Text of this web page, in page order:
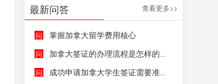
最新问答 查看更多>>
掌握加拿大留学费用核心
加拿大签证的办理流程是怎样的呢？
成功申请加拿大学生签证需要准备哪些文件呢？